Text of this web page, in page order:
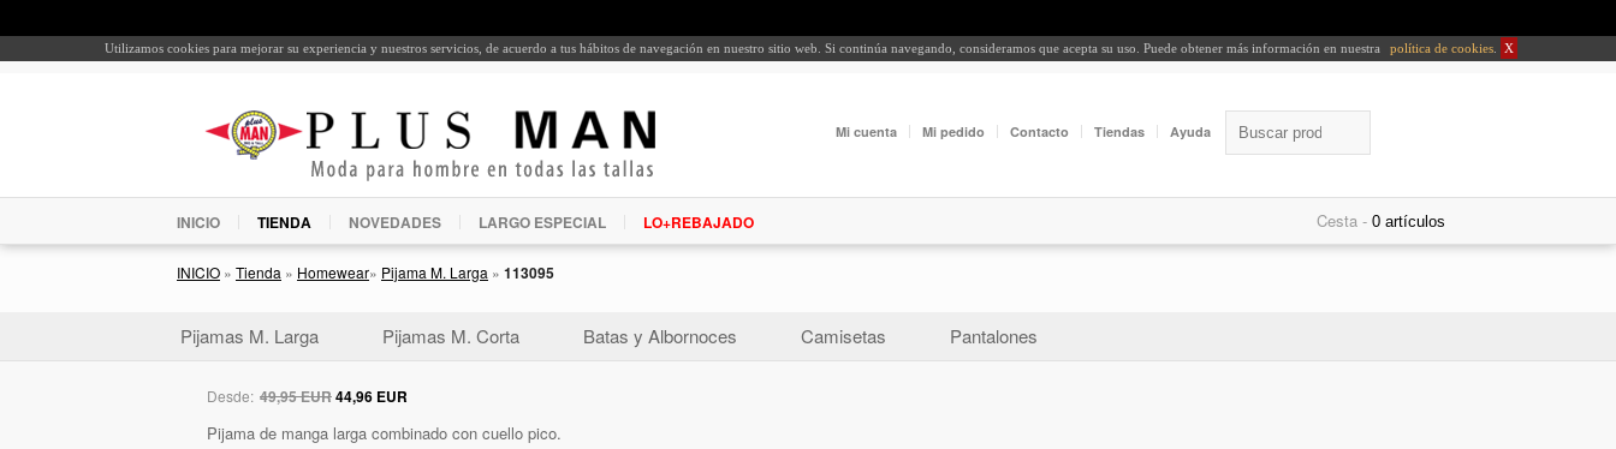
Utilizamos cookies para mejorar su experiencia y nuestros servicios, de acuerdo a tus hábitos de navegación en nuestro sitio web. Si continúa navegando, consideramos que acepta su uso. Puede obtener más información en nuestra política de cookies X
Mi cuenta Mi pedido Contacto Tiendas Ayuda
INICIO TIENDA NOVEDADES LARGO ESPECIAL LO+REBAJADO Cesta -
INICIO » Tienda » Homewear» Pijama M. Larga » 113095
Pijamas M. Larga Pijamas M. Corta Batas y Albornoces Camisetas Pantalones
Desde: 49,95 EUR44,96 EUR
Pijama de manga larga combinado con cuello pico.